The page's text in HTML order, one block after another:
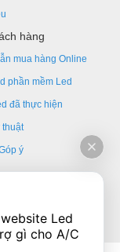
hàng
mua hàng Online
phần mềm Led
đã thực hiện
thuật
ý
Led
gì cho A/C